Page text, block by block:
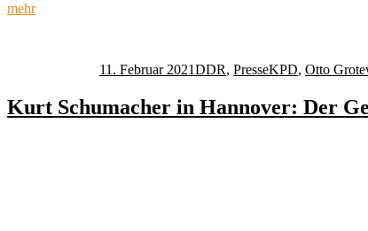
mehr
11. Februar 2021DDR, PresseKPD, Otto
Kurt Schumacher in Hannover: Der